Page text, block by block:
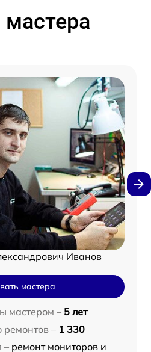
Иванов
мастера
мастером – 5 лет
– 1 330
– ремонт мониторов и